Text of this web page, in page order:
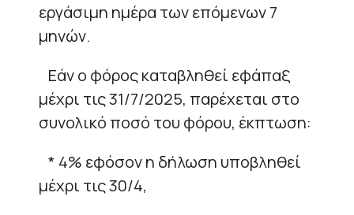
εργάσιμη ημέρα των επόμενων 7
μηνών.
Εάν ο φόρος καταβληθεί εφάπαξ
μέχρι τις 31/7/2025, παρέχεται στο
συνολικό ποσό του φόρου, έκπτωση:
* 4% εφόσον η δήλωση υποβληθεί
μέχρι τις 30/4,